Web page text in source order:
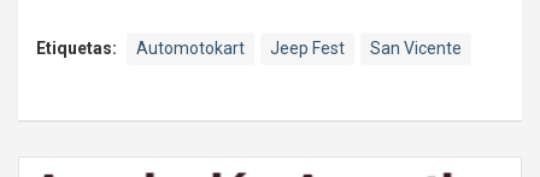
Etiquetas: Automotokart Jeep Fest San Vicente